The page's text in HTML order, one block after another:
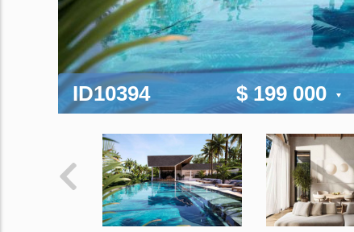
ID10394 $ 199 000